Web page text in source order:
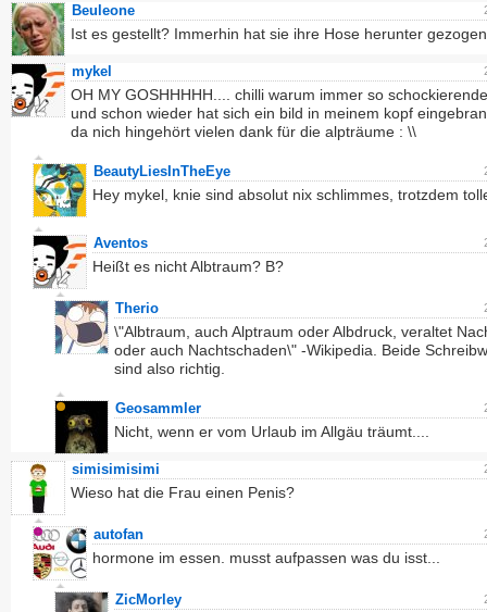
Beuleone
Ist es gestellt? Immerhin hat sie ihre Hose herunter
mykel
OH MY GOSHHHHH.... chilli warum immer so
und schon wieder hat sich ein bild in meinem kopf
da nich hingehört vielen dank für die alpträume : \\
BeautyLiesInTheEye
Hey mykel, knie sind absolut nix schlimmes, trotzdem
Aventos
Heißt es nicht Albtraum? B?
Therio
\"Albtraum, auch Alptraum oder Albdruck, veraltet
oder auch Nachtschaden\" -Wikipedia. Beide
sind also richtig.
Geosammler
Nicht, wenn er vom Urlaub im Allgäu träumt....
simisimisimi
Wieso hat die Frau einen Penis?
autofan
hormone im essen. musst aufpassen was du isst...
ZicMorley